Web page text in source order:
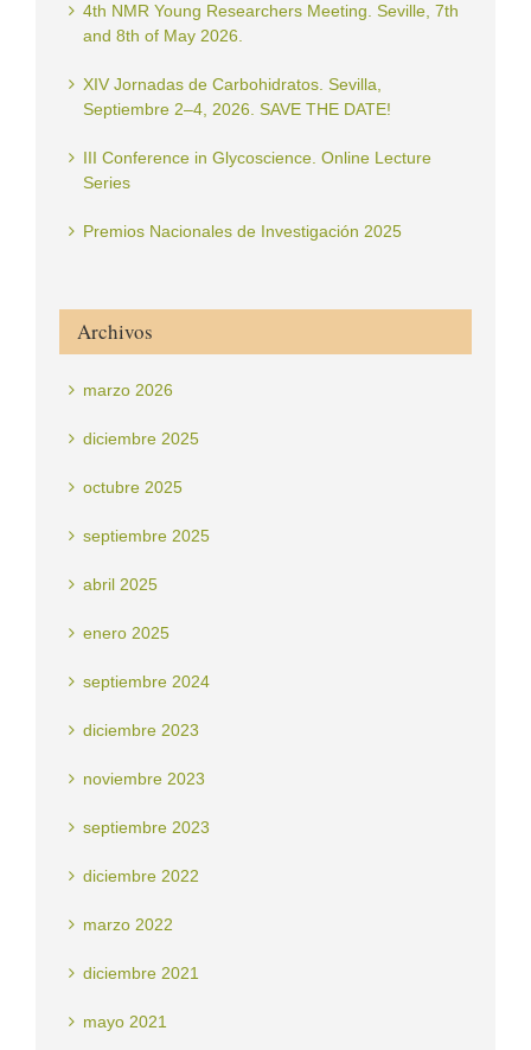
4th NMR Young Researchers Meeting. Seville, 7th
and 8th of May 2026.
XIV Jornadas de Carbohidratos. Sevilla,
Septiembre 2–4, 2026. SAVE THE DATE!
III Conference in Glycoscience. Online Lecture
Series
Premios Nacionales de Investigación 2025
Archivos
marzo 2026
diciembre 2025
octubre 2025
septiembre 2025
abril 2025
enero 2025
septiembre 2024
diciembre 2023
noviembre 2023
septiembre 2023
diciembre 2022
marzo 2022
diciembre 2021
mayo 2021